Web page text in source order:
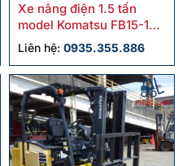
Xe nâng điện 1.5 tấn
model Komatsu FB15-12
cũ
Liên hệ: 0935.355.886